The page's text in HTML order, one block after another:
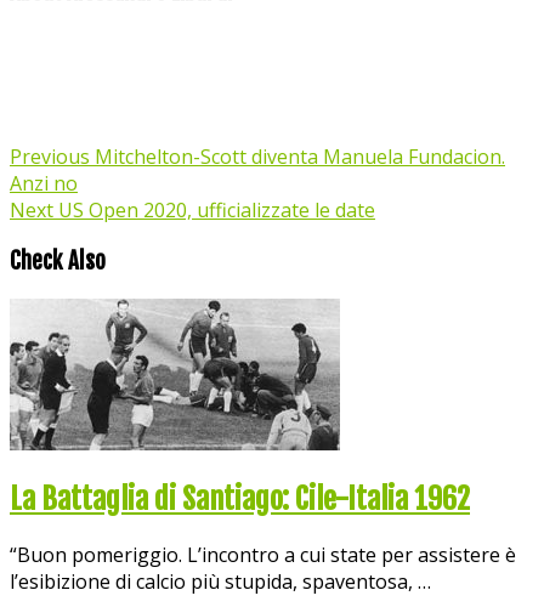
Previous Mitchelton-Scott diventa Manuela Fundacion.
Anzi no
Next US Open 2020, ufficializzate le date
Check Also
La Battaglia di Santiago: Cile-Italia 1962
“Buon pomeriggio. L’incontro a cui state per assistere è
l’esibizione di calcio più stupida, spaventosa, …